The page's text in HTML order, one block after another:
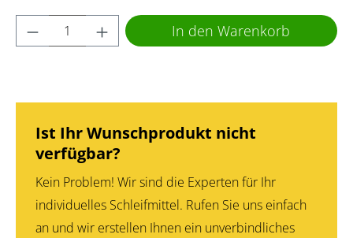
Produkt Anzahl: Gib den gewünschten
In den Warenkorb
Ist Ihr Wunschprodukt nicht
verfügbar?
Kein Problem! Wir sind die Experten für Ihr
individuelles Schleifmittel. Rufen Sie uns einfach
an und wir erstellen Ihnen ein unverbindliches